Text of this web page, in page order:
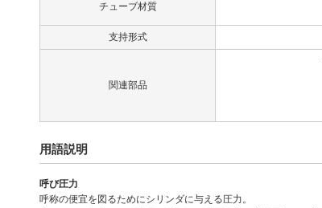
チューブ材質
支持形式
関連部品
用語説明
呼び圧力
呼称の便宜を図るためにシリンダに与える圧力。